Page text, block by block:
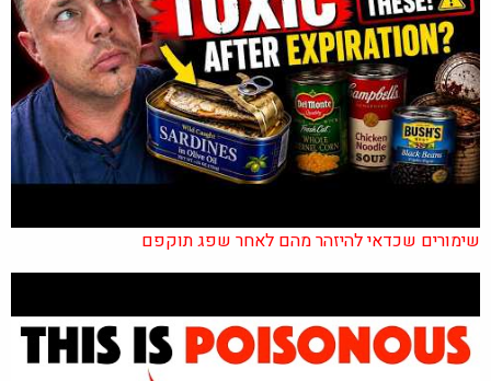
שימורים שכדאי להיזהר מהם לאחר שפג תוקפם